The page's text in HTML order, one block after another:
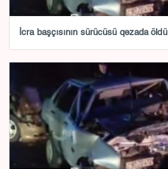
İcra başçısının sürücüsü qəzada öldü